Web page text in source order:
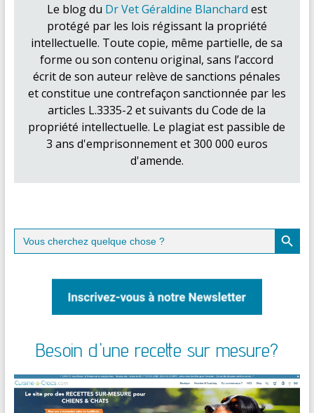
Le blog du Dr Vet Géraldine Blanchard est
protégé par les lois régissant la propriété
intellectuelle. Toute copie, même partielle, de sa
forme ou son contenu original, sans l’accord
écrit de son auteur relève de sanctions pénales
et constitue une contrefaçon sanctionnée par les
articles L.3335-2 et suivants du Code de la
propriété intellectuelle. Le plagiat est passible de
3 ans d'emprisonnement et 300 000 euros
d'amende.
Search
for:
Search Button
Besoin d'une recette sur mesure?